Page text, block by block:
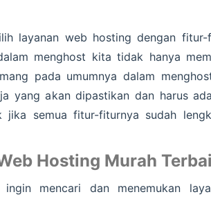
layanan web hosting dengan
menghost kita tidak hanya
pada umumnya dalam
yang akan dipastikan dan harus
jika semua fitur-fiturnya sudah
Hosting Murah
mencari dan menemukan